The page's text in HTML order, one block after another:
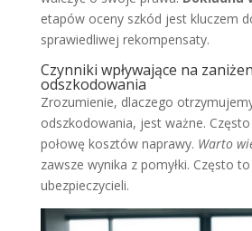
etapów oceny szkód jest kluczem
sprawiedliwej rekompensaty.
Czynniki wpływające na
odszkodowania
Zrozumienie, dlaczego
odszkodowania, jest ważne.
połowę kosztów naprawy. Warto
zawsze wynika z pomyłki. Często
ubezpieczycieli.